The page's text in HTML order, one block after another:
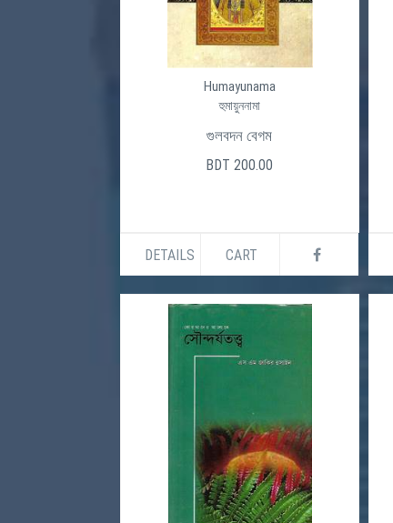
Humayunama
হুমায়ুননামা
গুলবদন বেগম
BDT 200.00
DETAILS CART